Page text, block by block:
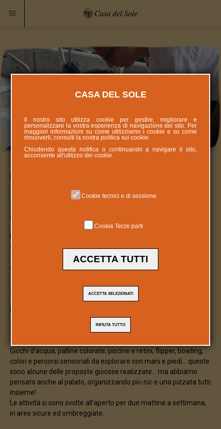
estate alla materna
Con i piedi? Con le mani? Con la mia carrozzina? ... Tutto è
possibile!
di luglio tra musica, sorrisi e spruzzi d’acqua. È stata solo l’ultima
tappa di un cammino di socializzazione, condivisione e creatività
di cui i bambini sono stati i protagonisti. Con mappa, bussola e
zaino pieno di risorse li abbiamo sostenuti e guidati in questa
avventura.
dagli interessi dei bambini, una serie di esperienze ludiche volte
al loro piacevole coinvolgimento, considerando il gioco come
fonte privilegiata di crescita.
Giochi d’acqua, palline colorate, piscine e retini, flipper, bowling,
colori e percorsi sensoriali da esplorare con mani e piedi… queste
sono alcune delle proposte giocose realizzate… ma abbiamo
pensato anche al palato, organizzando pic-nic e una pizzata tutti
insieme!
Le attività si sono svolte all’aperto per due mattine a settimana,
in aree sicure ed ombreggiate.
CASA DEL SOLE
Il nostro sito utilizza cookie per gestire, migliorare e
personalizzare la vostra esperienza di navigazione del sito. Per
maggiori informazioni su come utilizziamo i cookie e su come
rimuoverli, consulti la nostra politica suicookie.
Chiudendo questa notifica o continuando a navigare il sito,
acconsente all'utilizzo dei cookie.
Cookie tecnici e di sessione
Cookie Terze parti
ACCETTA TUTTI
ACCETTA SELEZIONATI
RIFIUTA TUTTO